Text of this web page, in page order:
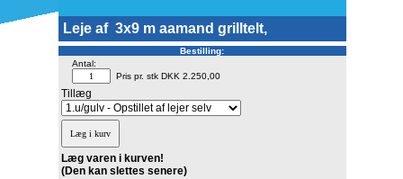
Leje af 3x9 m aamand grilltelt,
Bestilling:
Antal:
Pris pr. stk DKK 2.250,00
Tillæg
Læg varen i kurven!
(Den kan slettes senere)